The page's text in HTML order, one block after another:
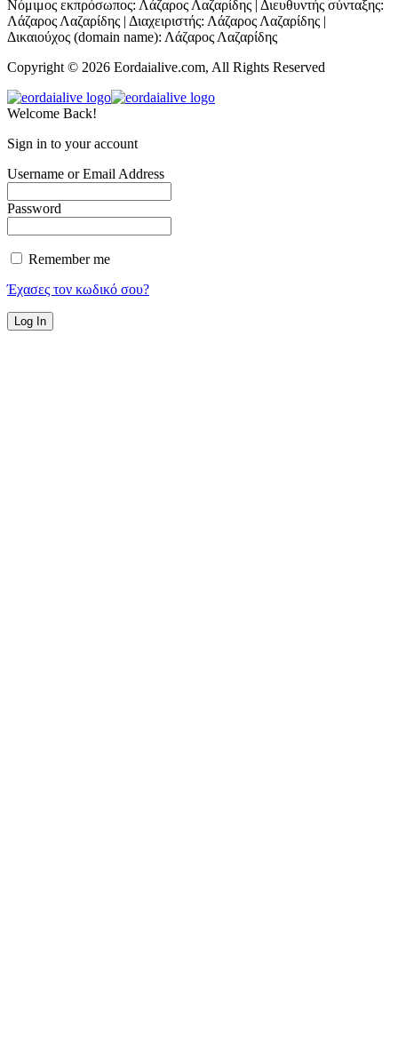
Νόμιμος εκπρόσωπος: Λάζαρος Λαζαρίδης | Διευθυντής σύνταξης:
Λάζαρος Λαζαρίδης | Διαχειριστής: Λάζαρος Λαζαρίδης |
Δικαιούχος (domain name): Λάζαρος Λαζαρίδης
Copyright © 2026 Eordaialive.com, All Rights Reserved
Welcome Back!
Sign in to your account
Username or Email Address
Password
Remember me
Έχασες τον κωδικό σου?